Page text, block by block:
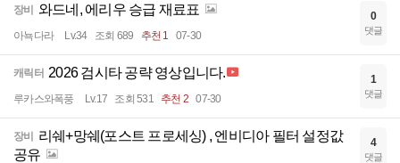
장비 와드네, 에리우 승급 재료표
아뇩다라 Lv.34 조회 689 추천 1 07-30
0
댓글
캐릭터 2026 검시타 공략 영상입니다.
루카스와폭풍 Lv.17 조회 531 추천 2 07-30
1
댓글
장비
리쉐+망쉐(포스트 프로세싱) , 엔비디아 필터 설정값
공유
4
댓글